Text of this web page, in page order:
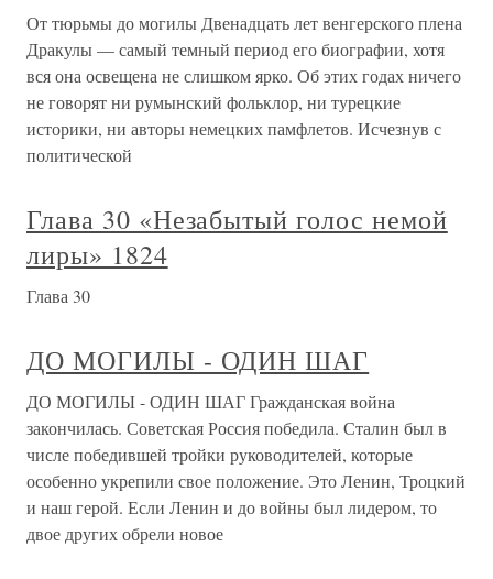
От тюрьмы до могилы Двенадцать лет венгерского плена
Дракулы — самый темный период его биографии, хотя
вся она освещена не слишком ярко. Об этих годах ничего
не говорят ни румынский фольклор, ни турецкие
историки, ни авторы немецких памфлетов. Исчезнув с
политической
Глава 30 «Незабытый голос немой
лиры» 1824
Глава 30
ДО МОГИЛЫ - ОДИН ШАГ
ДО МОГИЛЫ - ОДИН ШАГ Гражданская война
закончилась. Советская Россия победила. Сталин был в
числе победившей тройки руководителей, которые
особенно укрепили свое положение. Это Ленин, Троцкий
и наш герой. Если Ленин и до войны был лидером, то
двое других обрели новое